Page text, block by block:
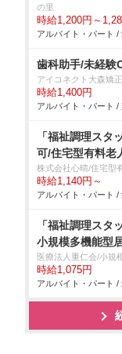
の里
時給1,200円～
アルバイト・パート /
歯科助手/未経験
アイコネクト大森矯
時給1,400円
アルバイト・パート /
「福祉調理スタ
可/住宅型有料老
株式会社心晴/住宅型
時給1,140円～
アルバイト・パート /
「福祉調理スタ
小規模多機能型
医療法人重仁会/小規
時給1,075円
アルバイト・パート /